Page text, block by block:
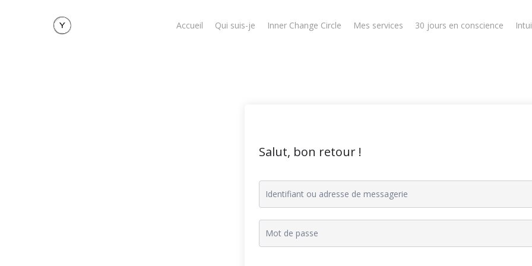
Accueil Qui suis-je Inner Change Circle Mes services 30 jours en conscience
Salut, bon retour !